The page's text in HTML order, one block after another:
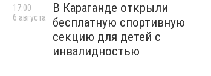
В Караганде открыли
бесплатную спортивную
секцию для детей с
инвалидностью
17:00
6 августа